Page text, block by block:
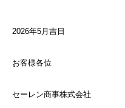
2026年5月吉日
お客様各位
セーレン商事株式会社